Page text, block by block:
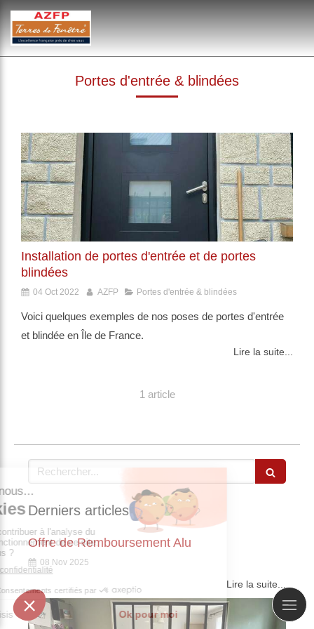
Portes d'entrée & blindées
Installation de portes d'entrée et de portes
blindées
04 Oct 2022 AZFP Portes d'entrée & blindées
Voici quelques exemples de nos poses de portes d'entrée
et blindée en Île de France.
Lire la suite...
1 article
Rechercher
Derniers articles
Offre de Remboursement Alu
08 Nov 2025
Lire la suite...